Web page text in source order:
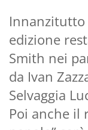
Innanzitutto
edizione
Smith nei
da Ivan
Selvaggia
Poi anche il